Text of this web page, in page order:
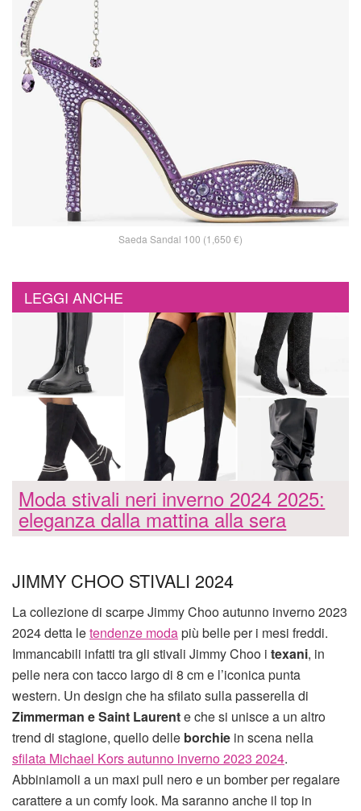
Saeda Sandal 100 (1,650 €)
LEGGI ANCHE
Moda stivali neri inverno 2024 2025:
eleganza dalla mattina alla sera
JIMMY CHOO STIVALI 2024
La collezione di scarpe Jimmy Choo autunno inverno 2023
2024 detta letendenze modapiù belle per i mesi freddi.
Immancabili infatti tra gli stivali Jimmy Choo i texani, in
pelle nera con tacco largo di 8 cm e l’iconica punta
western. Un design che ha sfilato sulla passerella di
Zimmerman e Saint Laurente che si unisce a un altro
trend di stagione, quello delle borchie in scena nella
sfilata Michael Kors autunno inverno 2023 2024.
Abbiniamoli a un maxi pull nero e un bomber per regalare
carattere a un comfy look. Ma saranno anche il top in